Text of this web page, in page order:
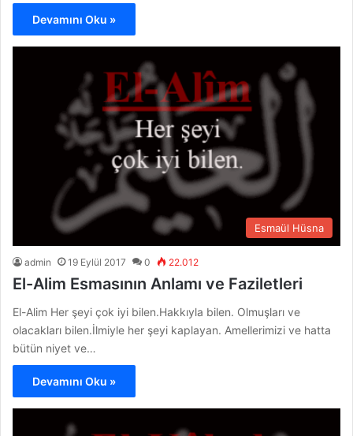
Devamını Oku »
Esmaül Hüsna
admin 19 Eylül 2017 0 22.012
El-Alim Esmasının Anlamı ve Faziletleri
El-Alim Her şeyi çok iyi bilen.Hakkıyla bilen. Olmuşları ve
olacakları bilen.İlmiyle her şeyi kaplayan. Amellerimizi ve hatta
bütün niyet ve…
Devamını Oku »